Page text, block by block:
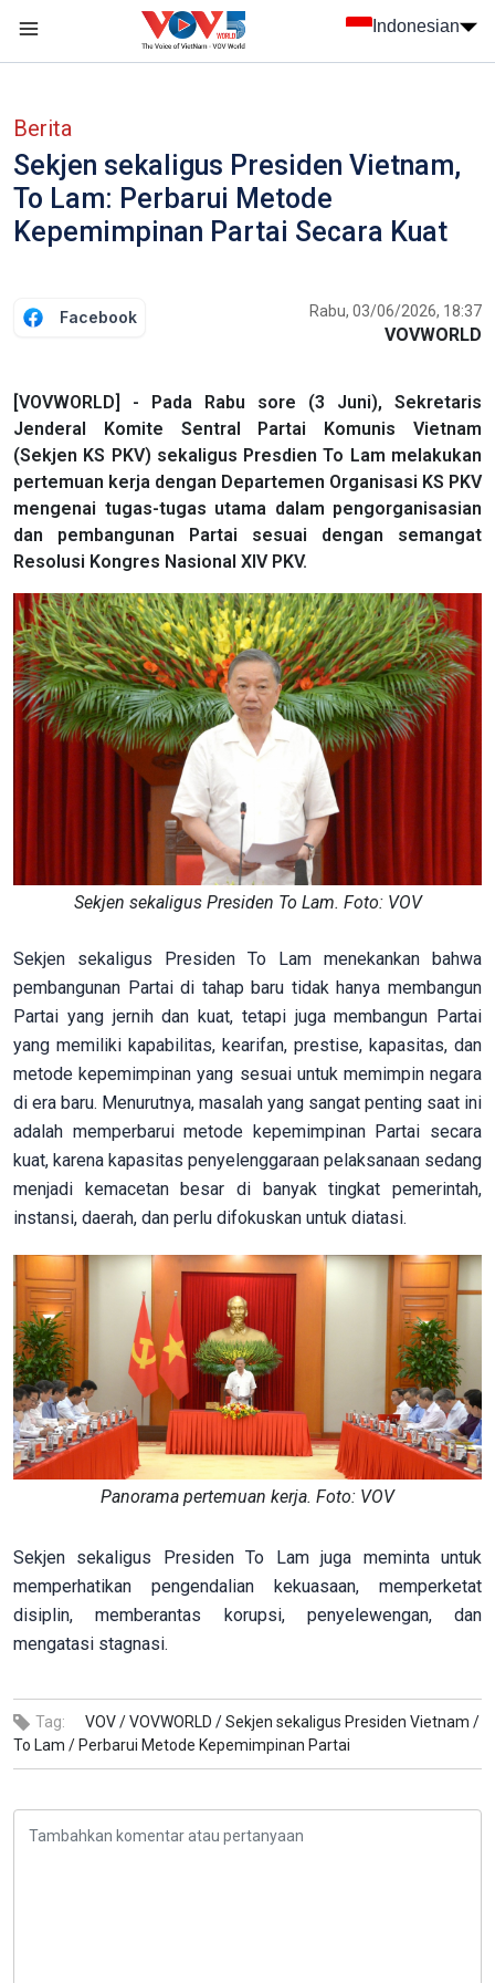
Indonesian
Berita
Sekjen sekaligus Presiden Vietnam,
To Lam: Perbarui Metode
Kepemimpinan Partai Secara Kuat
Facebook Rabu, 03/06/2026, 18:37
VOVWORLD
[VOVWORLD] - Pada Rabu sore (3 Juni), Sekretaris
Jenderal Komite Sentral Partai Komunis Vietnam
(Sekjen KS PKV) sekaligus Presdien To Lam melakukan
pertemuan kerja dengan Departemen Organisasi KS PKV
mengenai tugas-tugas utama dalam pengorganisasian
dan pembangunan Partai sesuai dengan semangat
Resolusi Kongres Nasional XIV PKV.
Sekjen sekaligus Presiden To Lam. Foto: VOV
Sekjen sekaligus Presiden To Lam menekankan bahwa
pembangunan Partai di tahap baru tidak hanya membangun
Partai yang jernih dan kuat, tetapi juga membangun Partai
yang memiliki kapabilitas, kearifan, prestise, kapasitas, dan
metode kepemimpinan yang sesuai untuk memimpin negara
di era baru. Menurutnya, masalah yang sangat penting saat ini
adalah memperbarui metode kepemimpinan Partai secara
kuat, karena kapasitas penyelenggaraan pelaksanaan sedang
menjadi kemacetan besar di banyak tingkat pemerintah,
instansi, daerah, dan perlu difokuskan untuk diatasi.
Panorama pertemuan kerja. Foto: VOV
Sekjen sekaligus Presiden To Lam juga meminta untuk
memperhatikan pengendalian kekuasaan, memperketat
disiplin, memberantas korupsi, penyelewengan, dan
mengatasi stagnasi.
Tag: VOV /VOVWORLD /Sekjen sekaligus Presiden Vietnam /
To Lam / Perbarui Metode Kepemimpinan Partai